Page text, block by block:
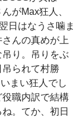
がMax狂人、
日はなうさ噛ま
んの真めが上
り。吊りをぶ
られて村勝
まい狂人でし
職内訳で結構
。てか、初日